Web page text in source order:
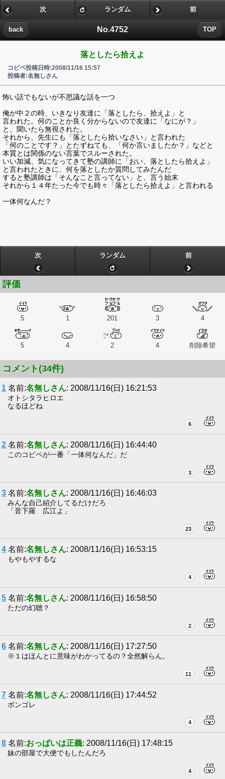
No.4752
back TOP
次 ランダム 前
落としたら拾えよ
コピペ投稿日時:2008/11/16 15:57
投稿者:名無しさん
怖い話でもないが不思議な話を一つ
俺が中２の時、いきなり友達に「落としたら、拾えよ」と
言われた。何のことか良く分からないので友達に「なにが？」
と、聞いたら無視された。
それから、先生にも「落としたら拾いなさい」と言われた
「何のことです？」とたずねても、「何か言いましたか？」などと
本質とは関係のない言葉でスルーされた。
いい加減、気になってきて塾の講師に「おい、落としたら拾えよ」
と言われたときに、何を落としたか質問してみたんだ
すると塾講師は「そんなこと言ってない」と、言う始末
それから１４年たった今でも時々「落としたら拾えよ」と言われる
一体何なんだ？
次 ランダム 前
評価
5 1 201 3 4
5 4 2 4 削除希望
コメント(34件)
1 名前:名無しさん: 2008/11/16(日) 16:21:53
オトシタラヒロエ
なるほどね
6
2 名前:名無しさん: 2008/11/16(日) 16:44:40
このコピペが一番「一体何なんだ」だ
3
3 名前:名無しさん: 2008/11/16(日) 16:46:03
みんな自己紹介してるだけだろ
「音下羅 広江よ」
23
4 名前:名無しさん: 2008/11/16(日) 16:53:15
もやもやするな
4
5 名前:名無しさん: 2008/11/16(日) 16:58:50
ただの幻聴？
2
6 名前:名無しさん: 2008/11/16(日) 17:27:50
※１はほんとに意味がわかってるの？全然解らん。
11
7 名前:名無しさん: 2008/11/16(日) 17:44:52
ボンゴレ
4
8 名前:おっぱいは正義: 2008/11/16(日) 17:48:15
妹の部屋で大便でもしたんだろ
4